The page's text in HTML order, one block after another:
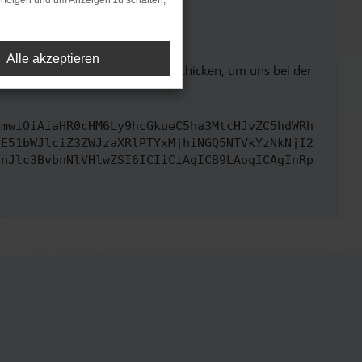
unterstützt werden.
Du kannst uns diesen Text schicken, um uns bei der
Alle akzeptieren